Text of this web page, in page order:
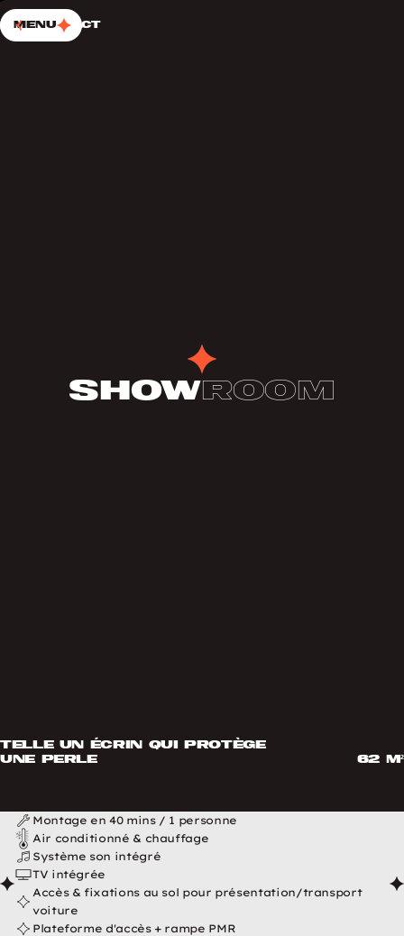
Choup’sContact
Menu
ShowRoom
telle un écrin qui protège
une perle
62 m²
ShowRoom en résumé
Montage en 40 mins / 1 personne
Air conditionné & chauffage
Système son intégré
TV intégrée
Accès & fixations au sol pour présentation/transport
voiture
Plateforme d'accès + rampe PMR